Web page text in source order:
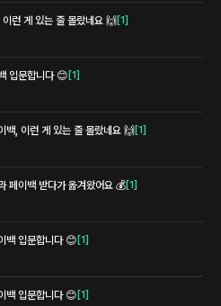
런 게 있는 줄 몰랐네요 🙌 [1]
입문합니다 😊 [1]
백, 이런 게 있는 줄 몰랐네요 🙌 [1]
페이백 받다가 옮겨왔어요 💰[1]
백 입문합니다 😊 [1]
백 입문합니다 😊 [1]